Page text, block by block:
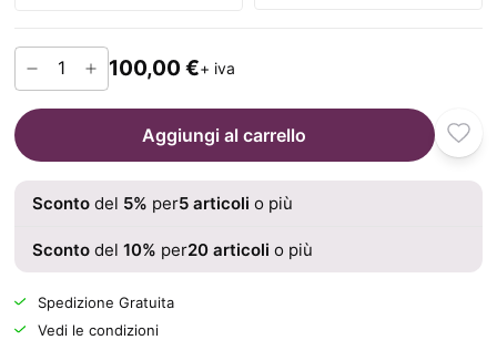
100,00 €+ iva
Aggiungi al carrello
Scontodel 5% per5articoli o più
Scontodel 10% per20articoli o più
Spedizione Gratuita
Vedi le condizioni